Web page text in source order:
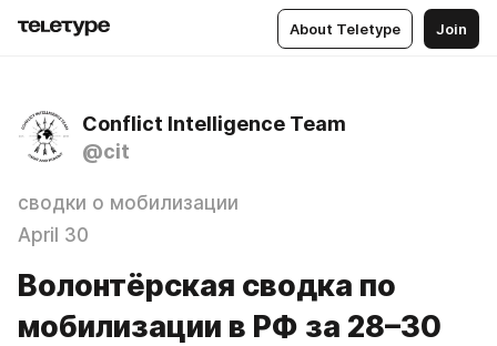
About Teletype Join
Conflict Intelligence Team
@cit
сводки о мобилизации
April 30
Волонтёрская сводка по
мобилизации в РФ за 28–30